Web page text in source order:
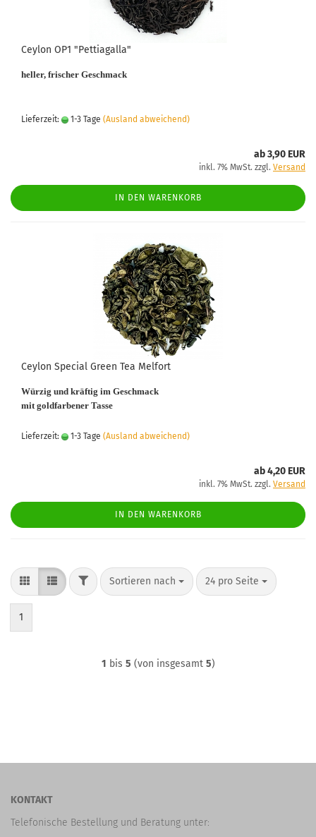
Ceylon OP1 "Pettiagalla"
heller, frischer Geschmack
Lieferzeit: 1-3 Tage (Ausland abweichend)
ab 3,90 EUR
inkl. 7% MwSt. zzgl. Versand
IN DEN WARENKORB
Ceylon Special Green Tea Melfort
Würzig und kräftig im Geschmack
mit goldfarbener Tasse
Lieferzeit: 1-3 Tage (Ausland abweichend)
ab 4,20 EUR
inkl. 7% MwSt. zzgl. Versand
IN DEN WARENKORB
FILTERSortieren nach
Sortieren nach 24 pro Seite
pro Seite
1
1 bis 5 (von insgesamt 5)
KONTAKT
Telefonische Bestellung und Beratung unter: